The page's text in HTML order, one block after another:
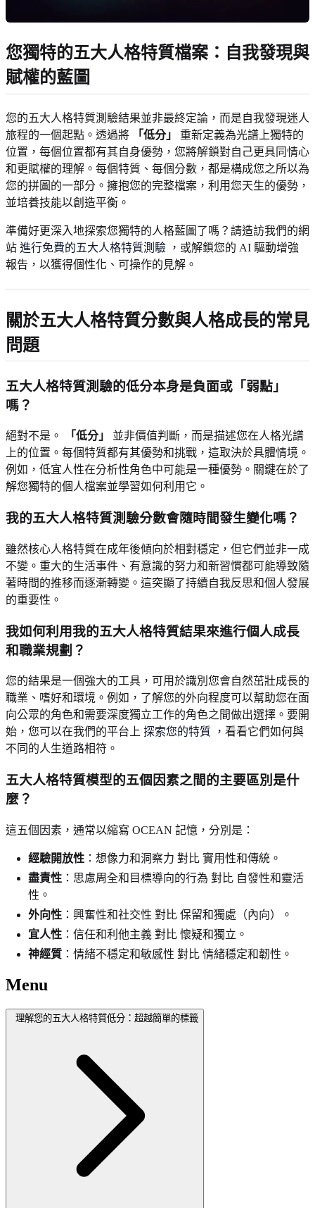
您獨特的五大人格特質檔案：自我發現與
賦權的藍圖
您的五大人格特質測驗結果並非最終定論，而是自我發現迷人
旅程的一個起點。透過將
「低分」
重新定義為光譜上獨特的
位置，每個位置都有其自身優勢，您將解鎖對自己更具同情心
和更賦權的理解。每個特質、每個分數，都是構成您之所以為
您的拼圖的一部分。擁抱您的完整檔案，利用您天生的優勢，
並培養技能以創造平衡。
準備好更深入地探索您獨特的人格藍圖了嗎？請造訪我們的網
站 進行免費的五大人格特質測驗 ，或解鎖您的 AI 驅動增強
報告，以獲得個性化、可操作的見解。
關於五大人格特質分數與人格成長的常見
問題
五大人格特質測驗的低分本身是負面或「弱點」
嗎？
絕對不是。 「低分」
並非價值判斷，而是描述您在人格光譜
上的位置。每個特質都有其優勢和挑戰，這取決於具體情境。
例如，低宜人性在分析性角色中可能是一種優勢。關鍵在於了
解您獨特的個人檔案並學習如何利用它。
我的五大人格特質測驗分數會隨時間發生變化嗎？
雖然核心人格特質在成年後傾向於相對穩定，但它們並非一成
不變。重大的生活事件、有意識的努力和新習慣都可能導致隨
著時間的推移而逐漸轉變。這突顯了持續自我反思和個人發展
的重要性。
我如何利用我的五大人格特質結果來進行個人成長
和職業規劃？
您的結果是一個強大的工具，可用於識別您會自然茁壯成長的
職業、嗜好和環境。例如，了解您的外向程度可以幫助您在面
向公眾的角色和需要深度獨立工作的角色之間做出選擇。要開
始，您可以在我們的平台上 探索您的特質 ，看看它們如何與
不同的人生道路相符。
五大人格特質模型的五個因素之間的主要區別是什
麼？
這五個因素，通常以縮寫 OCEAN 記憶，分別是：
經驗開放性 ：想像力和洞察力 對比 實用性和傳統。
盡責性 ：思慮周全和目標導向的行為 對比 自發性和靈活
性。
外向性 ：興奮性和社交性 對比 保留和獨處（內向）。
宜人性 ：信任和利他主義 對比 懷疑和獨立。
神經質 ：情緒不穩定和敏感性 對比 情緒穩定和韌性。
Menu
理解您的五大人格特質低分：超越簡單的標籤